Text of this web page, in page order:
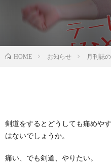
HOME お知らせ 月刊誌
剣道をするとどうしても痛めや
はないでしょうか。
痛い、でも剣道、やりたい。